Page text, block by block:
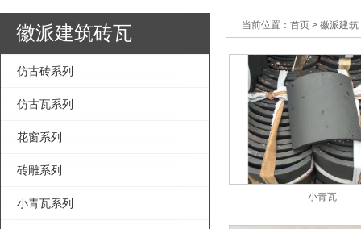
徽派建筑砖瓦
仿古砖系列
仿古瓦系列
花窗系列
砖雕系列
小青瓦系列
当前位置：首页 > 徽派建筑
小青瓦